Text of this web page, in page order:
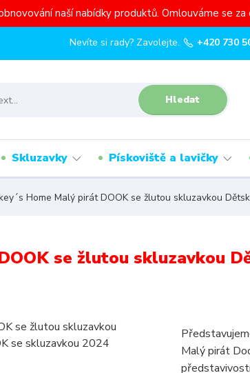
naší nabídky produktů. Omlouváme se
Hledat
Nevíte si rady? Zavolejte. +420 730
Skluzavky Pískoviště a lavičky
Home Malý pirát DOOK se žlutou skluzavkou
se žlutou skluzavkou
Malý pirát